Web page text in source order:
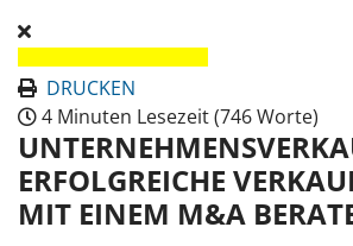
DRUCKEN
4 Minuten Lesezeit(746 Worte)
ERFOLGREICHE
MIT EINEM M&A